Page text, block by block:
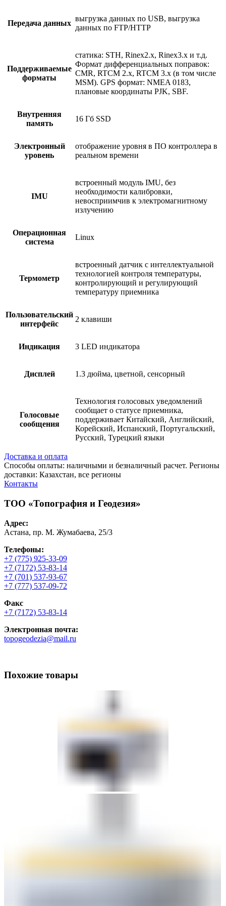
Передача данных
выгрузка данных по USB, выгрузка
данных по FTP/HTTP
Поддерживаемые
форматы
статика: STH, Rinex2.х, Rinex3.х и т.д.
Формат дифференциальных поправок:
CMR, RTCM 2.x, RTCM 3.x (в том числе
MSM). GPS формат: NMEA 0183,
плановые координаты PJK, SBF.
Внутренняя
память
16 Гб SSD
Электронный
уровень
отображение уровня в ПО контроллера в
реальном времени
IMU
встроенный модуль IMU, без
необходимости калибровки,
невосприимчив к электромагнитному
излучению
Операционная
система
Linux
Термометр
встроенный датчик с интеллектуальной
технологией контроля температуры,
контролирующий и регулирующий
температуру приемника
Пользовательский
интерфейс
2 клавиши
Индикация 3 LED индикатора
Дисплей 1.3 дюйма, цветной, сенсорный
Голосовые
сообщения
Технология голосовых уведомлений
сообщает о статусе приемника,
поддерживает Китайский, Английский,
Корейский, Испанский, Португальский,
Русский, Турецкий языки
Доставка и оплата
Способы оплаты: наличными и безналичный расчет. Регионы
доставки: Казахстан, все регионы
Контакты
ТОО «Топография и Геодезия»
Адрес:
Астана, пр. М. Жумабаева, 25/3
Телефоны:
+7 (775) 925-33-09
+7 (7172) 53-83-14
+7 (701) 537-93-67
+7 (777) 537-09-72
Факс
+7 (7172) 53-83-14
Электронная почта:
topogeodezia@mail.ru
Похожие товары